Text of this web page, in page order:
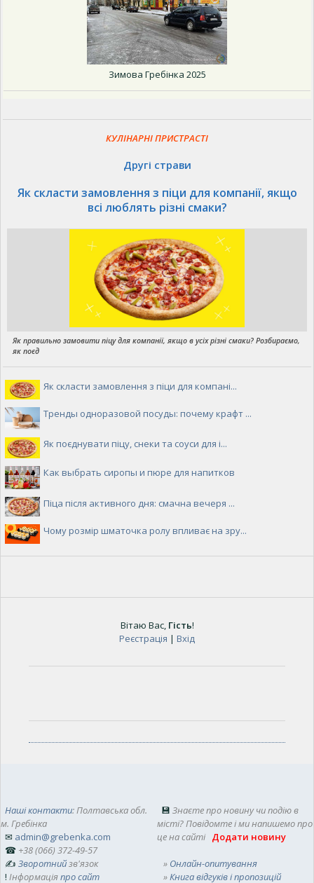
Зимова Гребінка 2025
КУЛІНАРНІ ПРИСТРАСТІ
Другі страви
Як скласти замовлення з піци для компанії, якщо
всі люблять різні смаки?
Як правильно замовити піцу для компанії, якщо в усіх різні смаки? Розбираємо,
як поєд
Як скласти замовлення з піци для компані...
Тренды одноразовой посуды: почему крафт ...
Як поєднувати піцу, снеки та соуси для і...
Как выбрать сиропы и пюре для напитков
Піца після активного дня: смачна вечеря ...
Чому розмір шматочка ролу впливає на зру...
Вітаю Вас, Гість!
Реєстрація | Вхід
Наші контакти: Полтавська обл.
м. Гребінка
✉ admin@grebenka.com
☎ +38 (066) 372-49-57
✍ Зворотний зв'язок
! Інформаціяпро сайт
💾 Знаєте про новину чи подію в
місті? Повідомте і ми напишемо про
це на сайті Додати новину
» Онлайн-опитування
» Книга відгуків і пропозицій